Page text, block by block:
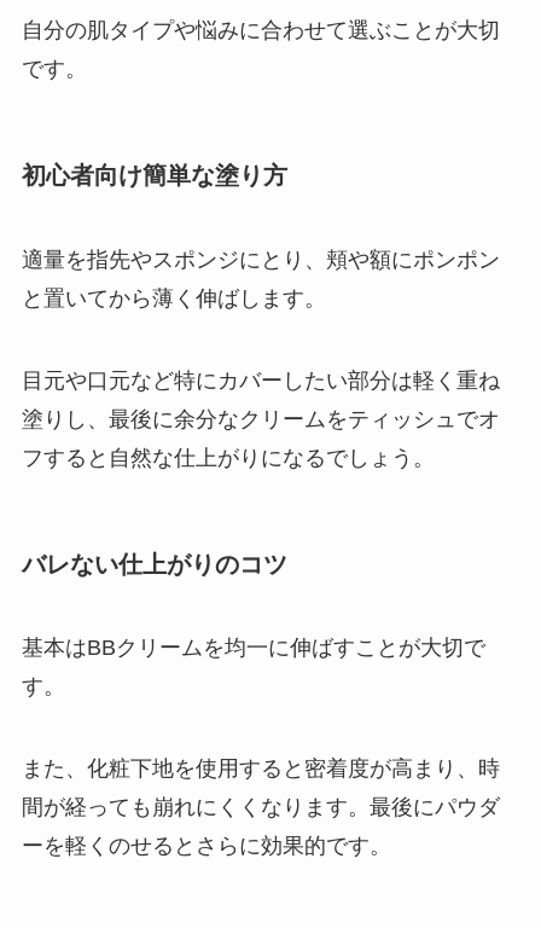
自分の肌タイプや悩みに合わせて選ぶことが大切
です。
初心者向け簡単な塗り方
適量を指先やスポンジにとり、頬や額にポンポン
と置いてから薄く伸ばします。
目元や口元など特にカバーしたい部分は軽く重ね
塗りし、最後に余分なクリームをティッシュでオ
フすると自然な仕上がりになるでしょう。
バレない仕上がりのコツ
基本はBBクリームを均一に伸ばすことが大切で
す。
また、化粧下地を使用すると密着度が高まり、時
間が経っても崩れにくくなります。最後にパウダ
ーを軽くのせるとさらに効果的です。